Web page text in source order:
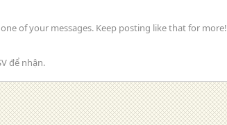
of your messages. Keep posting like that for more!
để nhận.